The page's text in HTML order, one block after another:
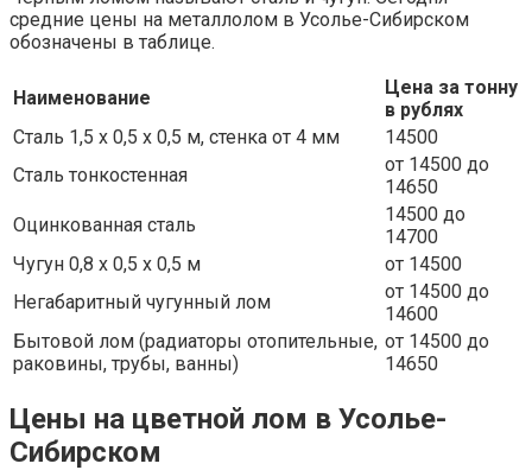
средние цены на металлолом в Усолье-Сибирском
обозначены в таблице.
Наименование
Цена за тонну
в рублях
Сталь 1,5 х 0,5 х 0,5 м, стенка от 4 мм
14500
Сталь тонкостенная
от 14500 до
14650
Оцинкованная сталь
14500 до
14700
Чугун 0,8 х 0,5 х 0,5 м
от 14500
Негабаритный чугунный лом
от 14500 до
14600
Бытовой лом (радиаторы отопительные,
раковины, трубы, ванны)
от 14500 до
14650
Цены на цветной лом в Усолье-
Сибирском